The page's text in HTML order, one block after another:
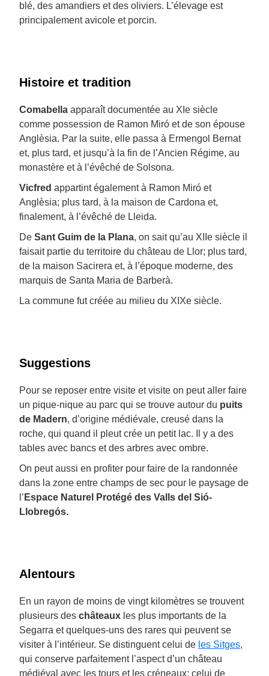
blé, des amandiers et des oliviers. L’élevage est
principalement avicole et porcin.
Histoire et tradition
Comabella apparaît documentée au XIe siècle
comme possession de Ramon Miró et de son épouse
Anglèsia. Par la suite, elle passa à Ermengol Bernat
et, plus tard, et jusqu’à la fin de l’Ancien Régime, au
monastère et à l’évêché de Solsona.
Vicfred appartint également à Ramon Miró et
Anglèsia; plus tard, à la maison de Cardona et,
finalement, à l’évêché de Lleida.
De Sant Guim de la Plana, on sait qu’au XIIe siècle il
faisait partie du territoire du château de Llor; plus tard,
de la maison Sacirera et, à l’époque moderne, des
marquis de Santa Maria de Barberà.
La commune fut créée au milieu du XIXe siècle.
Suggestions
Pour se reposer entre visite et visite on peut aller faire
un pique-nique au parc qui se trouve autour du puits
de Madern, d’origine médiévale, creusé dans la
roche, qui quand il pleut crée un petit lac. Il y a des
tables avec bancs et des arbres avec ombre.
On peut aussi en profiter pour faire de la randonnée
dans la zone entre champs de sec pour le paysage de
l’ Espace Naturel Protégé des Valls del Sió-
Llobregós.
Alentours
En un rayon de moins de vingt kilomètres se trouvent
plusieurs des châteaux les plus importants de la
Segarra et quelques-uns des rares qui peuvent se
visiter à l’intérieur. Se distinguent celui de les Sitges,
qui conserve parfaitement l’aspect d’un château
médiéval avec les tours et les créneaux; celui de